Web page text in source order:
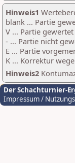
Hinweis1
blank ... Partie
V ... Partie
- ... Partie nicht
E ... Partie
K ... Korrektur
Hinweis2
Der Schachturnier-
Impressum /